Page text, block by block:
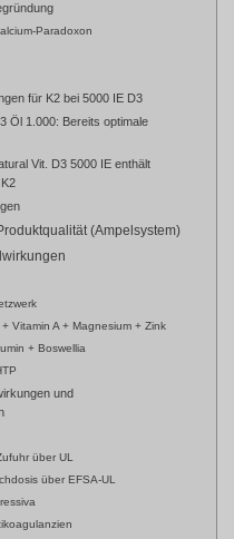
Paradoxon
für K2 bei 5000 IE D3
Öl 1.000: Bereits optimale
Vit. D3 5000 IE enthält
(Ampelsystem)
Vitamin A + Magnesium + Zink
+ Boswellia
und
über UL
über EFSA-UL